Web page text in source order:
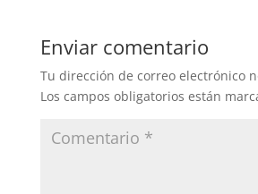
Enviar comentario
Tu dirección de correo electrónico
Los campos obligatorios están